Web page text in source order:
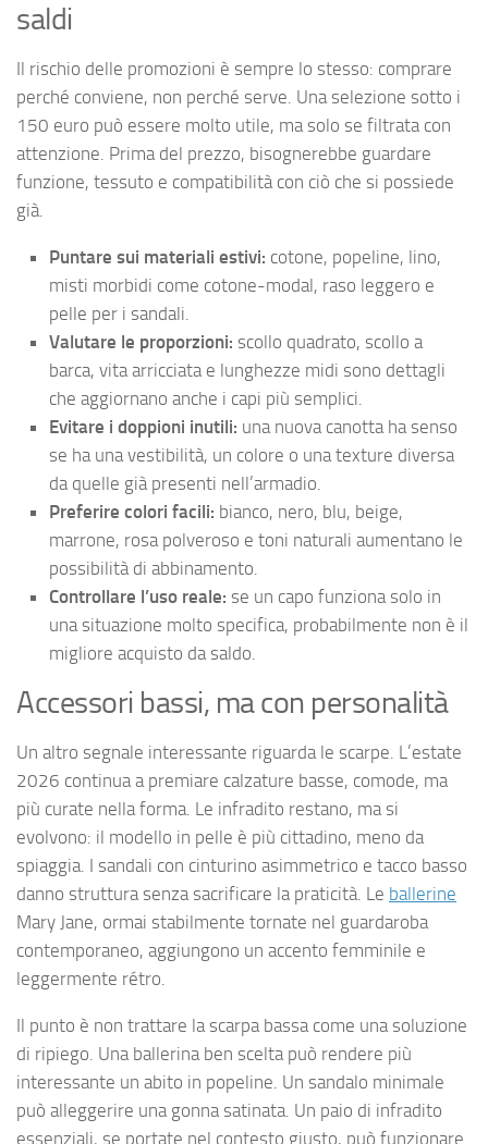
saldi
Il rischio delle promozioni è sempre lo stesso: comprare
perché conviene, non perché serve. Una selezione sotto i
150 euro può essere molto utile, ma solo se filtrata con
attenzione. Prima del prezzo, bisognerebbe guardare
funzione, tessuto e compatibilità con ciò che si possiede
già.
Puntare sui materiali estivi: cotone, popeline, lino,
misti morbidi come cotone-modal, raso leggero e
pelle per i sandali.
Valutare le proporzioni: scollo quadrato, scollo a
barca, vita arricciata e lunghezze midi sono dettagli
che aggiornano anche i capi più semplici.
Evitare i doppioni inutili: una nuova canotta ha senso
se ha una vestibilità, un colore o una texture diversa
da quelle già presenti nell’armadio.
Preferire colori facili: bianco, nero, blu, beige,
marrone, rosa polveroso e toni naturali aumentano le
possibilità di abbinamento.
Controllare l’uso reale: se un capo funziona solo in
una situazione molto specifica, probabilmente non è il
migliore acquisto da saldo.
Accessori bassi, ma con personalità
Un altro segnale interessante riguarda le scarpe. L’estate
2026 continua a premiare calzature basse, comode, ma
più curate nella forma. Le infradito restano, ma si
evolvono: il modello in pelle è più cittadino, meno da
spiaggia. I sandali con cinturino asimmetrico e tacco basso
danno struttura senza sacrificare la praticità. Le ballerine
Mary Jane, ormai stabilmente tornate nel guardaroba
contemporaneo, aggiungono un accento femminile e
leggermente rétro.
Il punto è non trattare la scarpa bassa come una soluzione
di ripiego. Una ballerina ben scelta può rendere più
interessante un abito in popeline. Un sandalo minimale
può alleggerire una gonna satinata. Un paio di infradito
essenziali, se portate nel contesto giusto, può funzionare